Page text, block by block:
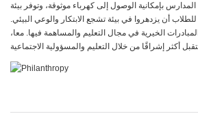
بإمكانية الوصول إلى كهرباء موثوقة، وتوفر بيئة
أن يزدهروا في بيئة تشجع الابتكار والوعي البيئي.
الخيرية في مجال التعليم والمساهمة فيها. معا،